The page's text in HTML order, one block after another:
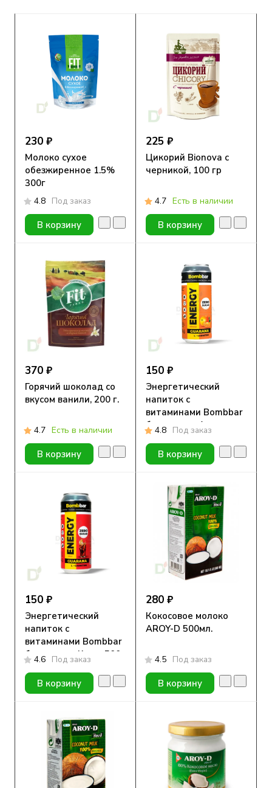
230 ₽
Молоко сухое
обезжиренное 1.5%
300г
4.8 Под заказ
В корзину
225 ₽
Цикорий Bionova с
черникой, 100 гр
4.7 Есть в наличии
В корзину
370 ₽
Горячий шоколад со
вкусом ванили, 200 г.
4.7 Есть в наличии
В корзину
150 ₽
Энергетический
напиток с
витаминами Bombbar
без сахара, Апельсин,
500 мл
4.8 Под заказ
В корзину
150 ₽
Энергетический
напиток с
витаминами Bombbar
без сахара, Кола, 500
мл
4.6 Под заказ
В корзину
280 ₽
Кокосовое молоко
AROY-D 500мл.
4.5 Под заказ
В корзину